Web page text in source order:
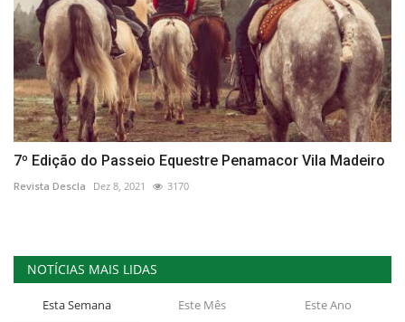
7º Edição do Passeio Equestre Penamacor Vila Madeiro
Revista Descla Dez 8, 2021 3170
NOTÍCIAS MAIS LIDAS
Esta Semana Este Mês Este Ano